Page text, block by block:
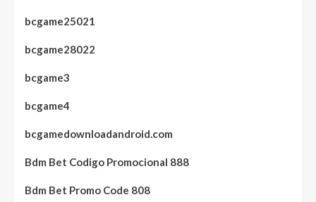
bcgame25021
bcgame28022
bcgame3
bcgame4
bcgamedownloadandroid.com
Bdm Bet Codigo Promocional 888
Bdm Bet Promo Code 808